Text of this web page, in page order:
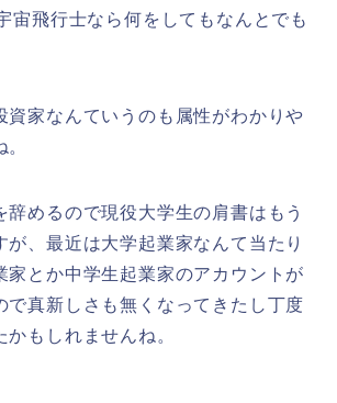
宙飛行士なら何をしてもなんとでも
資家なんていうのも属性がわかりや
辞めるので現役大学生の肩書はもう
が、最近は大学起業家なんて当たり
家とか中学生起業家のアカウントが
で真新しさも無くなってきたし丁度
もしれませんね。